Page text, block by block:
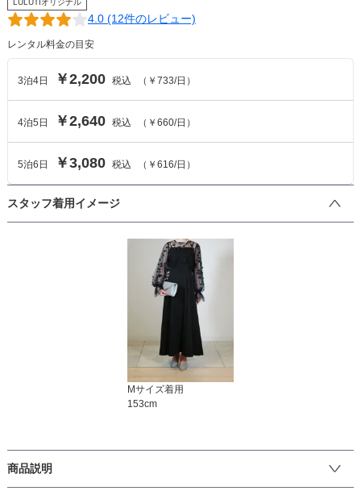
LULUTIオリジナル
4.0 (12件のレビュー)
レンタル料金の目安
3泊4日 ￥2,200 税込 （ ￥733/日）
4泊5 日 ￥2,640 税込 （ ￥660/日）
5泊6 日 ￥3,080 税込 （ ￥616/日）
スタッフ着用イメージ
Mサイズ着用
153cm
商品説明